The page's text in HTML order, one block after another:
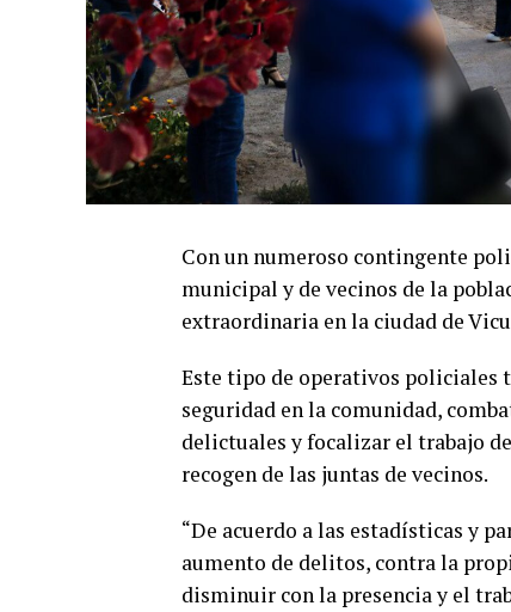
Con un numeroso contingente
municipal y de vecinos de la
extraordinaria en la ciudad de
Este tipo de operativos policiales
seguridad en la comunidad,
delictuales y focalizar el trabajo
recogen de las juntas de vecinos.
“De acuerdo a las estadísticas y
aumento de delitos, contra la
disminuir con la presencia y el